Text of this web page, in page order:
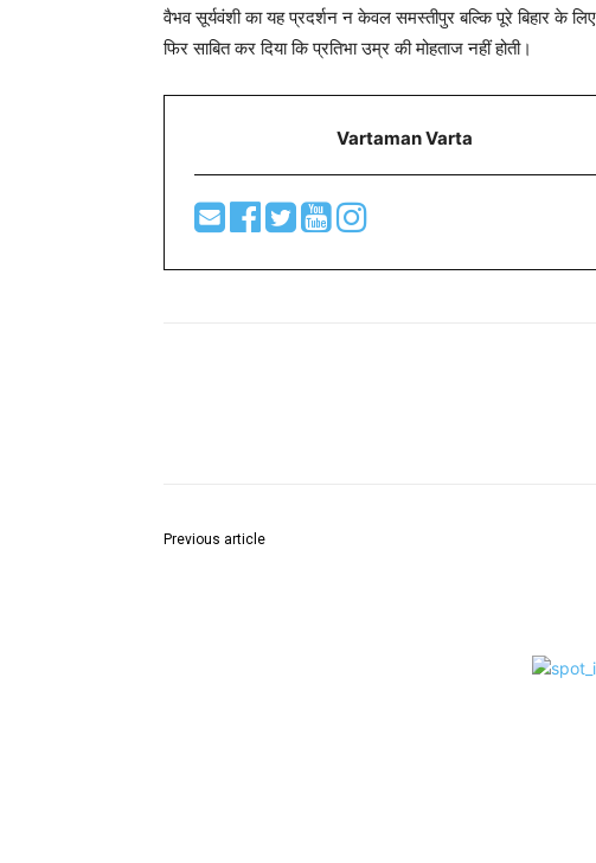
वैभव सूर्यवंशी का यह प्रदर्शन न केवल समस्तीपुर बल्कि पूरे बिहार के
फिर साबित कर दिया कि प्रतिभा उम्र की मोहताज नहीं होती।
Vartaman Varta
Previous article